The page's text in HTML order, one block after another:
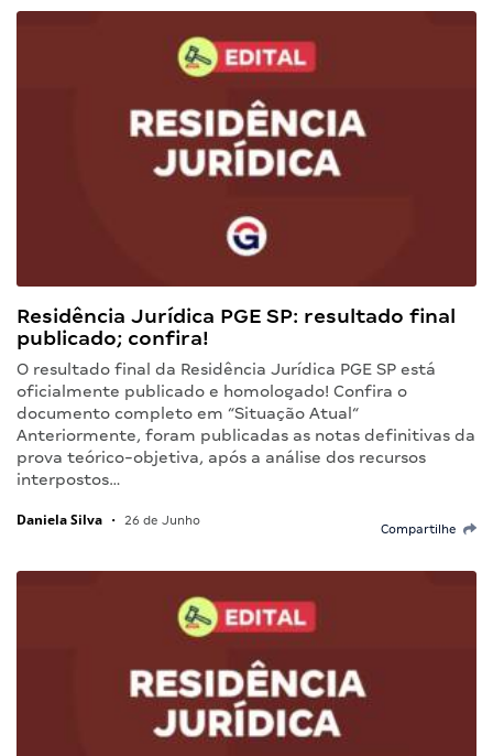
Residência Jurídica PGE SP: resultado final
publicado; confira!
O resultado final da Residência Jurídica PGE SP está
oficialmente publicado e homologado! Confira o
documento completo em “Situação Atual“
Anteriormente, foram publicadas as notas definitivas da
prova teórico-objetiva, após a análise dos recursos
interpostos…
Daniela Silva • 26 de Junho
Compartilhe